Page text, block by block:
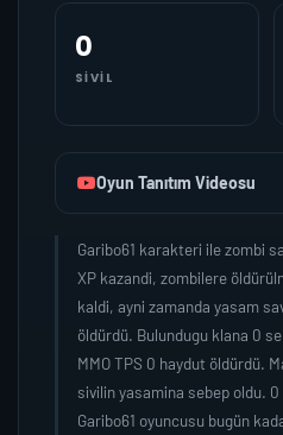
0
SIVIL
Oyun Tanıtım Videosu
Garibo61 karakteri ile zombi
XP kazandi, zombilere
kaldi, ayni zamanda yasam
öldürdü. Bulundugu klana 0
MMO TPS 0 haydut öldürdü.
sivilin yasamina sebep oldu.
Garibo61 oyuncusu bugün